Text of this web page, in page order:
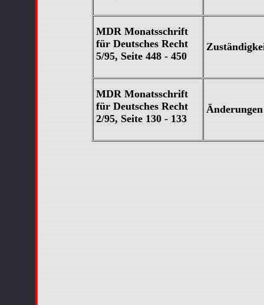
MDR Monatsschrift
für Deutsches Recht
5/95, Seite 448 - 450
MDR Monatsschrift
für Deutsches Recht
2/95, Seite 130 - 133